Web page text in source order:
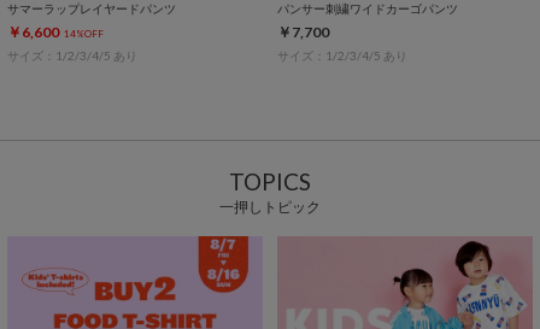
サマーラップレイヤードパンツ
￥6,600 14%OFF
サイズ：1/2/3/4/5 あり
パンサー刺繍ワイドカーゴパンツ
￥7,700
サイズ：1/2/3/4/5 あり
TOPICS
一押しトピック